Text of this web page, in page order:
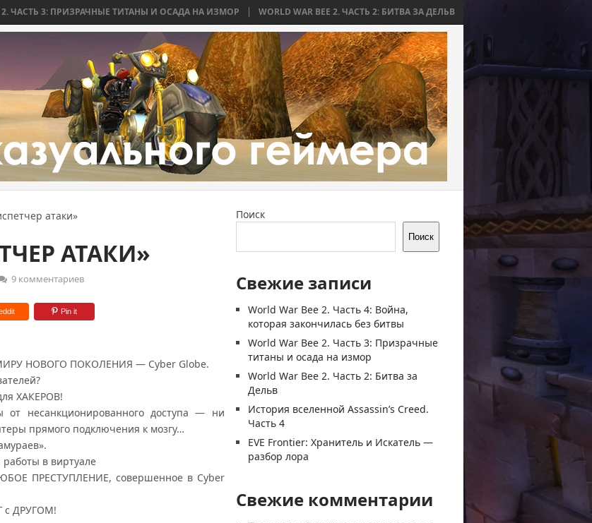
ПРИЗРАЧНЫЕ ТИТАНЫ И ОСАДА НА ИЗМОР WORLD WAR BEE 2. ЧАСТЬ 2: БИТВА ЗА ДЕЛЬВ WORLD WAR BEE 2. ЧАСТЬ 1:
атаки»
АТАКИ»
9 комментариев
Pin it
НОВОГО ПОКОЛЕНИЯ — Cyber Globe.
ХАКЕРОВ!
несанкционированного доступа — ни
прямого подключения к мозгу…
в виртуале
ПРЕСТУПЛЕНИЕ, совершенное в Cyber
с ДРУГОМ!
Поиск
Поиск
Свежие записи
World War Bee 2. Часть 4: Война,
которая закончилась без битвы
World War Bee 2. Часть 3: Призрачные
титаны и осада на измор
World War Bee 2. Часть 2: Битва за
Дельв
История вселенной Assassin’s Creed.
Часть 4
EVE Frontier: Хранитель и Искатель —
разбор лора
Свежие комментарии